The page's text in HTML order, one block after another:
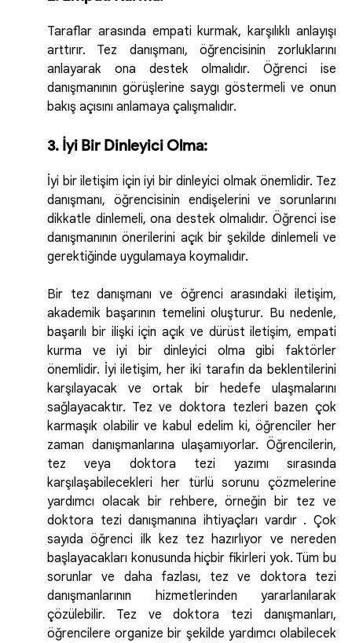
Taraflar arasında empati kurmak, karşılıklı anlayışı
arttırır. Tez danışmanı, öğrencisinin zorluklarını
anlayarak ona destek olmalıdır. Öğrenci ise
danışmanının görüşlerine saygı göstermeli ve onun
bakış açısını anlamaya çalışmalıdır.
3. İyi Bir Dinleyici Olma:
İyi bir iletişim için iyi bir dinleyici olmak önemlidir. Tez
danışmanı, öğrencisinin endişelerini ve sorunlarını
dikkatle dinlemeli, ona destek olmalıdır. Öğrenci ise
danışmanının önerilerini açık bir şekilde dinlemeli ve
gerektiğinde uygulamaya koymalıdır.
Bir tez danışmanı ve öğrenci arasındaki iletişim,
akademik başarının temelini oluşturur. Bu nedenle,
başarılı bir ilişki için açık ve dürüst iletişim, empati
kurma ve iyi bir dinleyici olma gibi faktörler
önemlidir. İyi iletişim, her iki tarafın da beklentilerini
karşılayacak ve ortak bir hedefe ulaşmalarını
sağlayacaktır. Tez ve doktora tezleri bazen çok
karmaşık olabilir ve kabul edelim ki, öğrenciler her
zaman danışmanlarına ulaşamıyorlar. Öğrencilerin,
tez veya doktora tezi yazımı sırasında
karşılaşabilecekleri her türlü sorunu çözmelerine
yardımcı olacak bir rehbere, örneğin bir tez ve
doktora tezi danışmanına ihtiyaçları vardır . Çok
sayıda öğrenci ilk kez tez hazırlıyor ve nereden
başlayacakları konusunda hiçbir fikirleri yok. Tüm bu
sorunlar ve daha fazlası, tez ve doktora tezi
danışmanlarının hizmetlerinden yararlanılarak
çözülebilir. Tez ve doktora tezi danışmanları,
öğrencilere organize bir şekilde yardımcı olabilecek